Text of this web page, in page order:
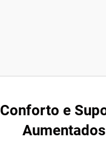
Conforto e
Aumentados